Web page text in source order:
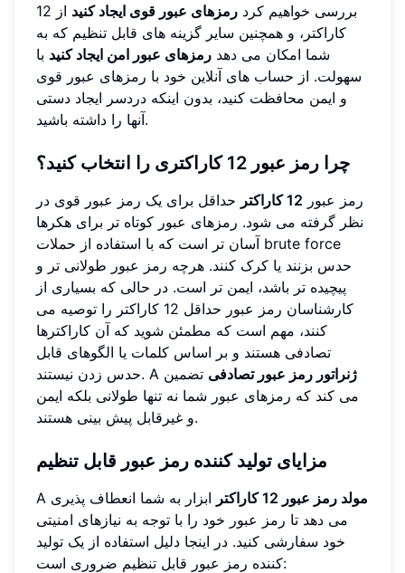
بررسی خواهیم کرد رمزهای عبور قوی ایجاد کنید
از 12
کاراکتر، و همچنین سایر گزینه های قابل تنظیم که به
شما امکان می دهد رمزهای عبور امن ایجاد کنید با
سهولت. از حساب های آنلاین خود با رمزهای عبور قوی
و ایمن محافظت کنید، بدون اینکه دردسر ایجاد دستی
آنها را داشته باشید.
چرا رمز عبور 12 کاراکتری را انتخاب کنید؟
رمز عبور 12 کاراکتر
حداقل برای یک رمز عبور قوی در
نظر گرفته می شود. رمزهای عبور کوتاه تر برای هکرها
آسان تر است که با استفاده از حملات brute force
حدس بزنند یا کرک کنند. هرچه رمز عبور طولانی تر و
پیچیده تر باشد، ایمن تر است. در حالی که بسیاری از
کارشناسان رمز عبور حداقل 12 کاراکتر را توصیه می
کنند، مهم است که مطمئن شوید که آن کاراکترها
تصادفی هستند و بر اساس کلمات یا الگوهای قابل
حدس زدن نیستند. A
ژنراتور رمز عبور تصادفی تضمین
می کند که رمزهای عبور شما نه تنها طولانی بلکه ایمن
و غیرقابل پیش بینی هستند.
مزایای تولید کننده رمز عبور قابل تنظیم
A مولد رمز عبور 12 کاراکتر
ابزار به شما انعطاف پذیری
می دهد تا رمز عبور خود را با توجه به نیازهای امنیتی
خود سفارشی کنید. در اینجا دلیل استفاده از یک تولید
کننده رمز عبور قابل تنظیم ضروری است: